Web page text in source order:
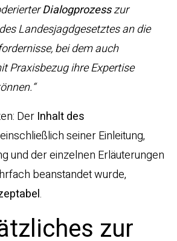
Dialogprozesszur
Landesjagdgesetztes an die
bei dem auch
Praxisbezug ihre Expertise
Der Inhalt des
einschließlich seiner Einleitung,
und der einzelnen Erläuterungen
beanstandet wurde,
.
zur